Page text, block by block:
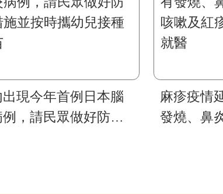
現今年首例日本腦
，請民眾做好防蚊
麻疹疫情
發燒、鼻